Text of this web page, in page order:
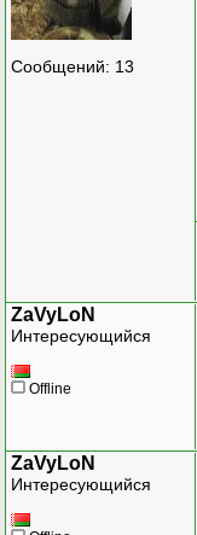
Сообщений: 13
ZaVyLoN
Интересующийся
Offline
ZaVyLoN
Интересующийся